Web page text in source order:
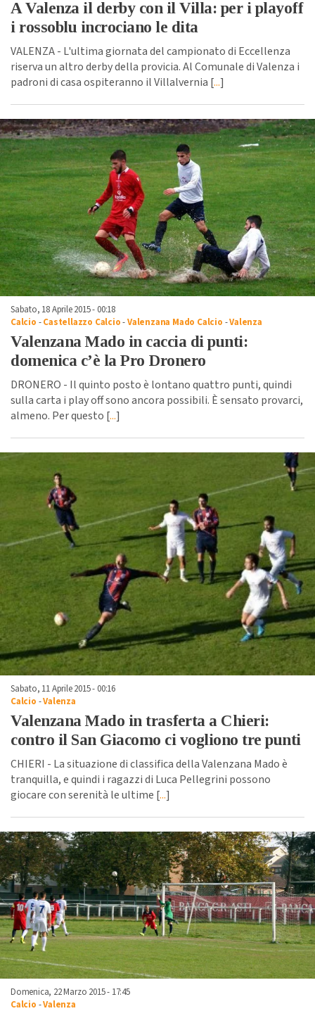
A Valenza il derby con il Villa: per i playoff
i rossoblu incrociano le dita
VALENZA - L'ultima giornata del campionato di Eccellenza
riserva un altro derby della provicia. Al Comunale di Valenza i
padroni di casa ospiteranno il Villalvernia [...]
Sabato, 18 Aprile 2015 - 00:18
Calcio -Castellazzo Calcio-Valenzana Mado Calcio -Valenza
Valenzana Mado in caccia di punti:
domenica c’è la Pro Dronero
DRONERO - Il quinto posto è lontano quattro punti, quindi
sulla carta i play off sono ancora possibili. È sensato provarci,
almeno. Per questo [...]
Sabato, 11 Aprile 2015 - 00:16
Calcio -Valenza
Valenzana Mado in trasferta a Chieri:
contro il San Giacomo ci vogliono tre punti
CHIERI - La situazione di classifica della Valenzana Mado è
tranquilla, e quindi i ragazzi di Luca Pellegrini possono
giocare con serenità le ultime [...]
Domenica, 22 Marzo 2015 - 17:45
Calcio -Valenza